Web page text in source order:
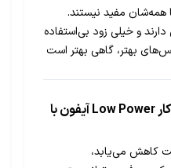
همه‌شان مفید نیستند.
و خیلی زود بی‌استفاده
بهتر، گاهی بهتر است
نحوه فعال‌سازی خودکار Low Power آیفون با
کاهش می‌یابد،